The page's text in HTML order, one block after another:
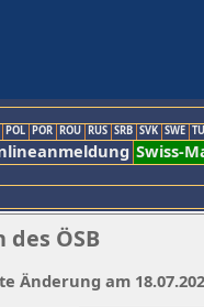
POL POR ROU RUS SRB SVK SWE
Swiss-
ÖSB
Änderung am